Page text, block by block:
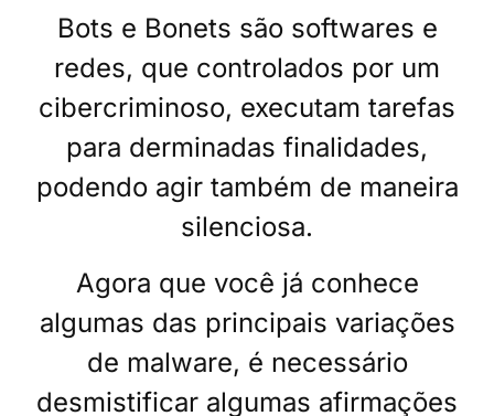
Bots e Bonets são softwares e
redes, que controlados por um
cibercriminoso, executam tarefas
para derminadas finalidades,
podendo agir também de maneira
silenciosa.
Agora que você já conhece
algumas das principais variações
de malware, é necessário
desmistificar algumas afirmações